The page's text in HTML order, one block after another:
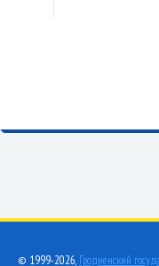
© 1999-2026, Гродненский